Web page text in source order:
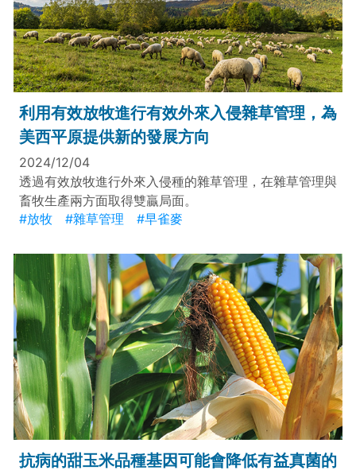
利用有效放牧進行有效外來入侵雜草管理，為
美西平原提供新的發展方向
2024/12/04
透過有效放牧進行外來入侵種的雜草管理，在雜草管理與
畜牧生產兩方面取得雙贏局面。
#放牧
#雜草管理 #早雀麥
抗病的甜玉米品種基因可能會降低有益真菌的